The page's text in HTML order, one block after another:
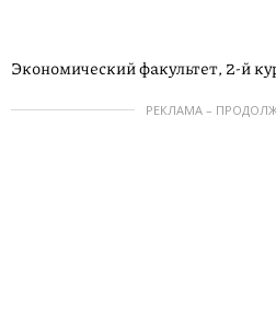
Экономический факультет, 2-й
РЕКЛАМА –